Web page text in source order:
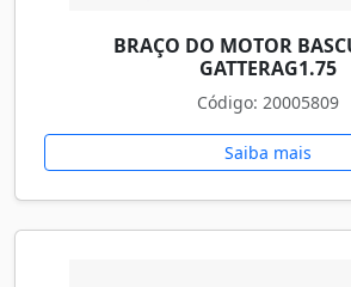
BRAÇO DO MOTOR
GATTERAG1.75
Código: 20005809
Saiba mais